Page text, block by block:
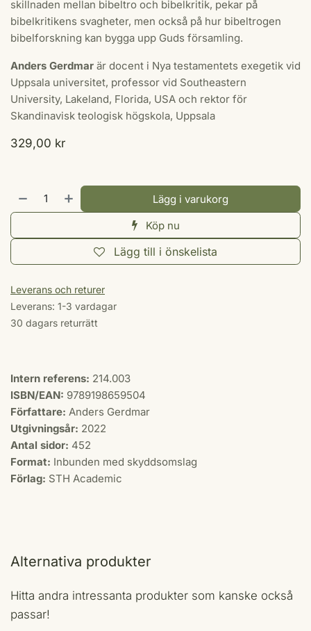
skillnaden mellan bibeltro och bibelkritik, pekar på
bibelkritikens svagheter, men också på hur bibeltrogen
bibelforskning kan bygga upp Guds församling.
Anders Gerdmar är docent i Nya testamentets exegetik vid
Uppsala universitet, professor vid Southeastern
University, Lakeland, Florida, USA och rektor för
Skandinavisk teologisk högskola, Uppsala
329,00 kr
Lägg i varukorg
Köp nu
Lägg till i önskelista
Leverans och returer
Leverans: 1-3 vardagar
30 dagars returrätt
Intern referens: 214.003
ISBN/EAN: 9789198659504
Författare: Anders Gerdmar
Utgivningsår: 2022
Antal sidor: 452
Format: Inbunden med skyddsomslag
Förlag: STH Academic
Alternativa produkter
Hitta andra intressanta produkter som kanske också
passar!